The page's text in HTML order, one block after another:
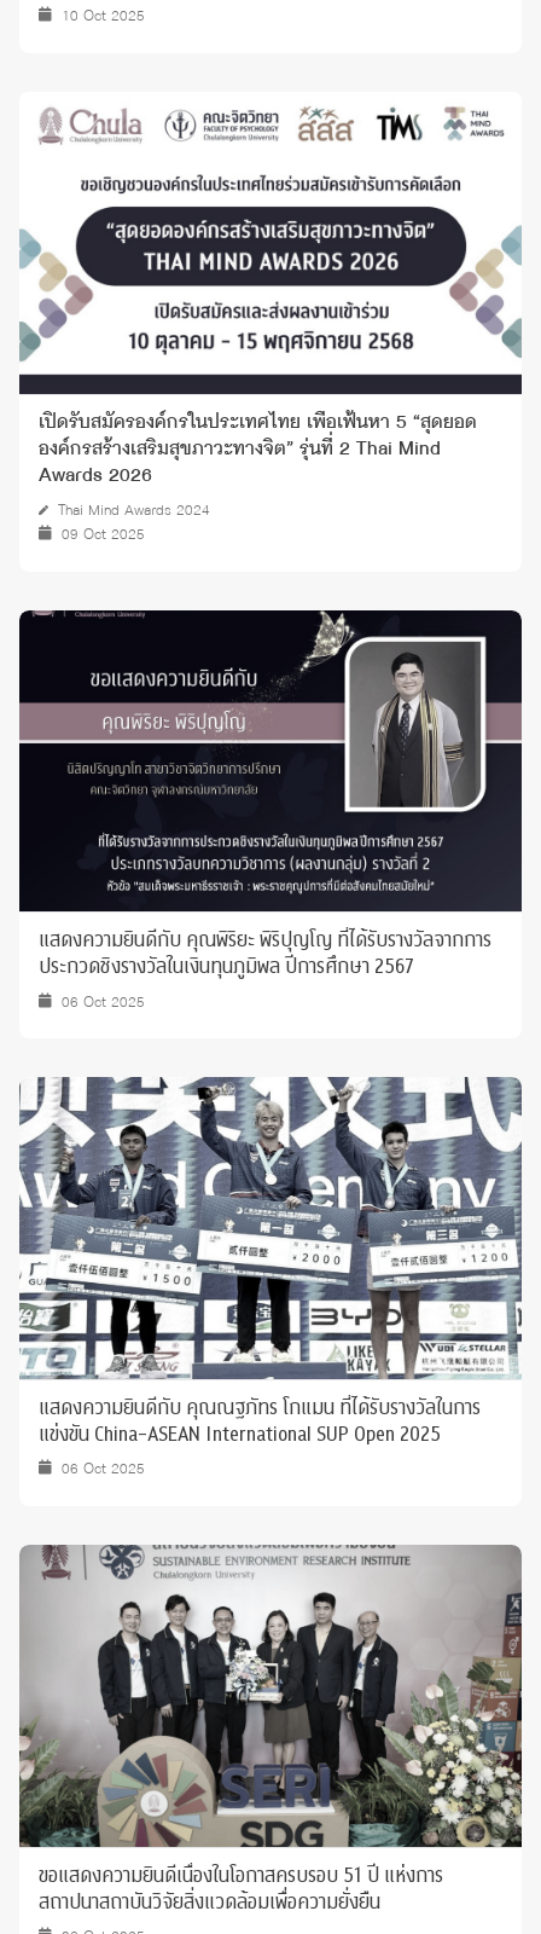
10 Oct 2025
เปิดรับสมัครองค์กรในประเทศไทย เพื่อเฟ้นหา 5 “สุดยอด
องค์กรสร้างเสริมสุขภาวะทางจิต” รุ่นที่ 2 Thai Mind
Awards 2026
Thai Mind Awards 2024
09 Oct 2025
แสดงความยินดีกับ คุณพิริยะ พิริปุญโญ ที่ได้รับรางวัลจากการ
ประกวดชิงรางวัลในเงินทุนภูมิพล ปีการศึกษา 2567
06 Oct 2025
แสดงความยินดีกับ คุณณฐภัทร โกแมน ที่ได้รับรางวัลในการ
แข่งขัน China-ASEAN International SUP Open 2025
06 Oct 2025
ขอแสดงความยินดีเนื่องในโอกาสครบรอบ 51 ปี แห่งการ
สถาปนาสถาบันวิจัยสิ่งแวดล้อมเพื่อความยั่งยืน